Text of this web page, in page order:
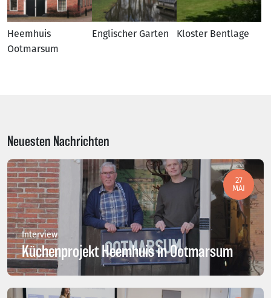
Heemhuis
Ootmarsum
Englischer Garten Kloster Bentlage
Neuesten Nachrichten
27
MAI
Interview
Küchenprojekt Heemhuis in Ootmarsum